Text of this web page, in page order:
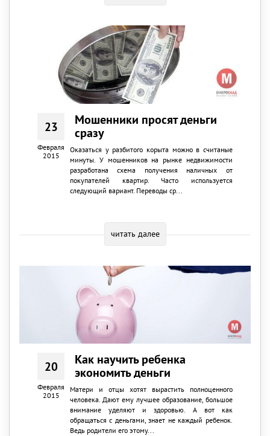
23
Февраля
2015
Мошенники просят деньги
сразу
Оказаться у разбитого корыта можно в считаные
минуты. У мошенников на рынке недвижимости
разработана схема получения наличных от
покупателей квартир. Часто используется
следующий вариант. Переводы ср...
читать далее
20
Февраля
2015
Как научить ребенка
экономить деньги
Матери и отцы хотят вырастить полноценного
человека. Дают ему лучшее образование, большое
внимание уделяют и здоровью. А вот как
обращаться с деньгами, знает не каждый ребенок.
Ведь родители его этому...